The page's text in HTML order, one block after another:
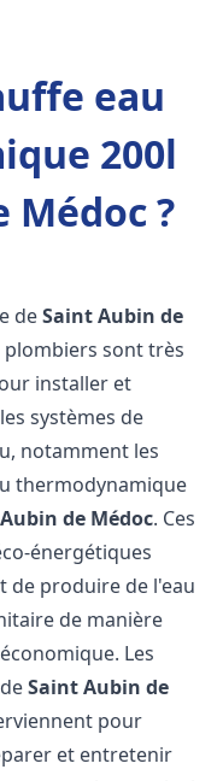
eau
200l
Médoc ?
deSaint Aubin de
plombiers sont très
installer et
systèmes de
notamment les
thermodynamique
de Médoc. Ces
énergétiques
de produire de l'eau
de manière
Les
Saint Aubin de
pour
et entretenir